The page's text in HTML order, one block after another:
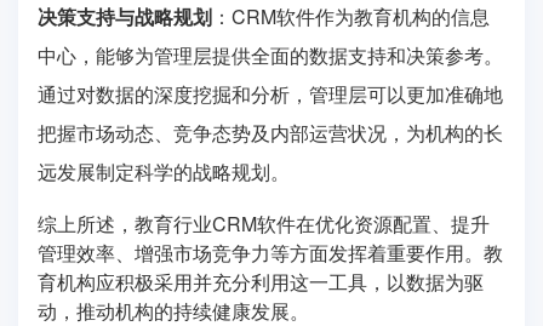
决策支持与战略规划 ：CRM软件作为教育机构的信息
中心，能够为管理层提供全面的数据支持和决策参考。
通过对数据的深度挖掘和分析，管理层可以更加准确地
把握市场动态、竞争态势及内部运营状况，为机构的长
远发展制定科学的战略规划。
综上所述，教育行业CRM软件在优化资源配置、提升
管理效率、增强市场竞争力等方面发挥着重要作用。教
育机构应积极采用并充分利用这一工具，以数据为驱
动，推动机构的持续健康发展。